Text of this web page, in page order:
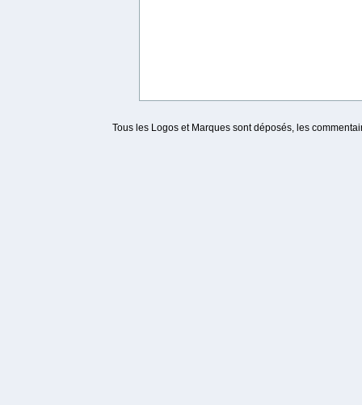
Tous les Logos et Marques sont déposés, les